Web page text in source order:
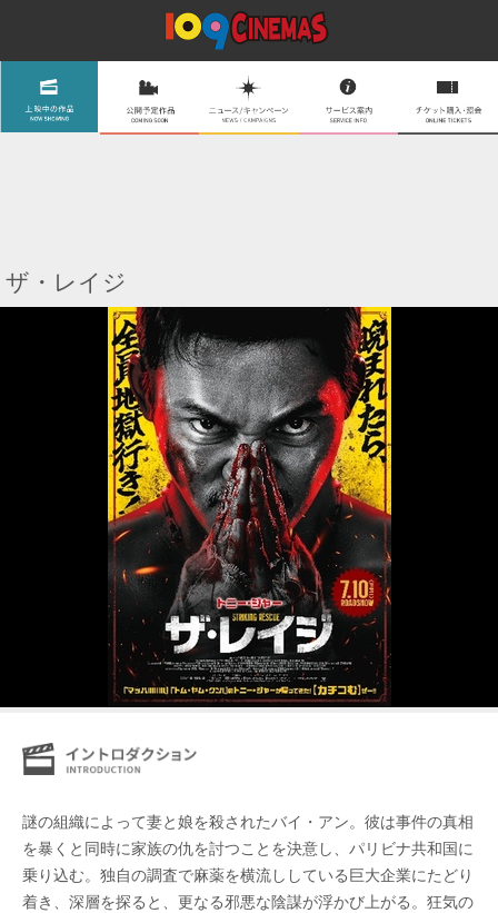
ザ・レイジ
謎の組織によって妻と娘を殺されたバイ・アン。彼は事件の真相
を暴くと同時に家族の仇を討つことを決意し、パリビナ共和国に
乗り込む。独自の調査で麻薬を横流ししている巨大企業にたどり
着き、深層を探ると、更なる邪悪な陰謀が浮かび上がる。狂気の